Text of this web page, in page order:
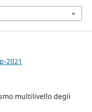
2021
multilivello degli